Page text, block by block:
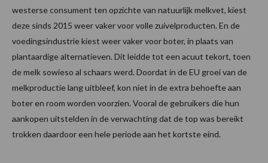
westerse consument ten opzichte van natuurlijk melkvet, kiest
deze sinds 2015 weer vaker voor volle zuivelproducten. En de
voedingsindustrie kiest weer vaker voor boter, in plaats van
plantaardige alternatieven. Dit leidde tot een acuut tekort, toen
de melk sowieso al schaars werd. Doordat in de EU groei van de
melkproductie lang uitbleef, kon niet in de extra behoefte aan
boter en room worden voorzien. Vooral de gebruikers die hun
aankopen uitstelden in de verwachting dat de top was bereikt
trokken daardoor een hele periode aan het kortste eind.